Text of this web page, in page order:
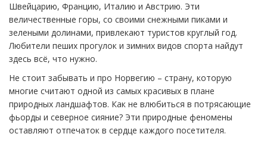
Швейцарию, Францию, Италию и Австрию. Эти
величественные горы, со своими снежными пиками и
зелеными долинами, привлекают туристов круглый год.
Любители пеших прогулок и зимних видов спорта найдут
здесь всё, что нужно.
Не стоит забывать и про Норвегию – страну, которую
многие считают одной из самых красивых в плане
природных ландшафтов. Как не влюбиться в потрясающие
фьорды и северное сияние? Эти природные феномены
оставляют отпечаток в сердце каждого посетителя.